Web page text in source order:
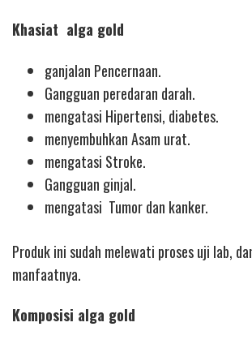
Khasiat alga gold
ganjalan Pencernaan.
Gangguan peredaran darah.
mengatasi Hipertensi, diabetes.
menyembuhkan Asam urat.
mengatasi Stroke.
Gangguan ginjal.
mengatasi Tumor dan kanker.
Produk ini sudah melewati proses uji lab,
manfaatnya.
Komposisi alga gold